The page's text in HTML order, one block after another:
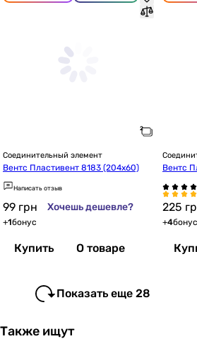
Соединительный элемент
Вентс Пластивент 8183 (204х60)
Написать отзыв
99 грн Хочешь дешевле?
+1бонус
Купить О товаре
Вентс
225
+4
Показать еще 28
Также ищут